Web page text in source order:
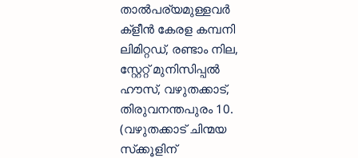
താൽപര്യമുള്ളവർ
ക്‌ളീൻ കേരള കമ്പനി
ലിമിറ്റഡ്, രണ്ടാം നില,
സ്റ്റേറ്റ് മുനിസിപ്പൽ
ഹൗസ്, വഴുതക്കാട്,
തിരുവനന്തപുരം 10.
(വഴുതക്കാട് ചിന്മയ
സ്‌ക്കൂളിന്